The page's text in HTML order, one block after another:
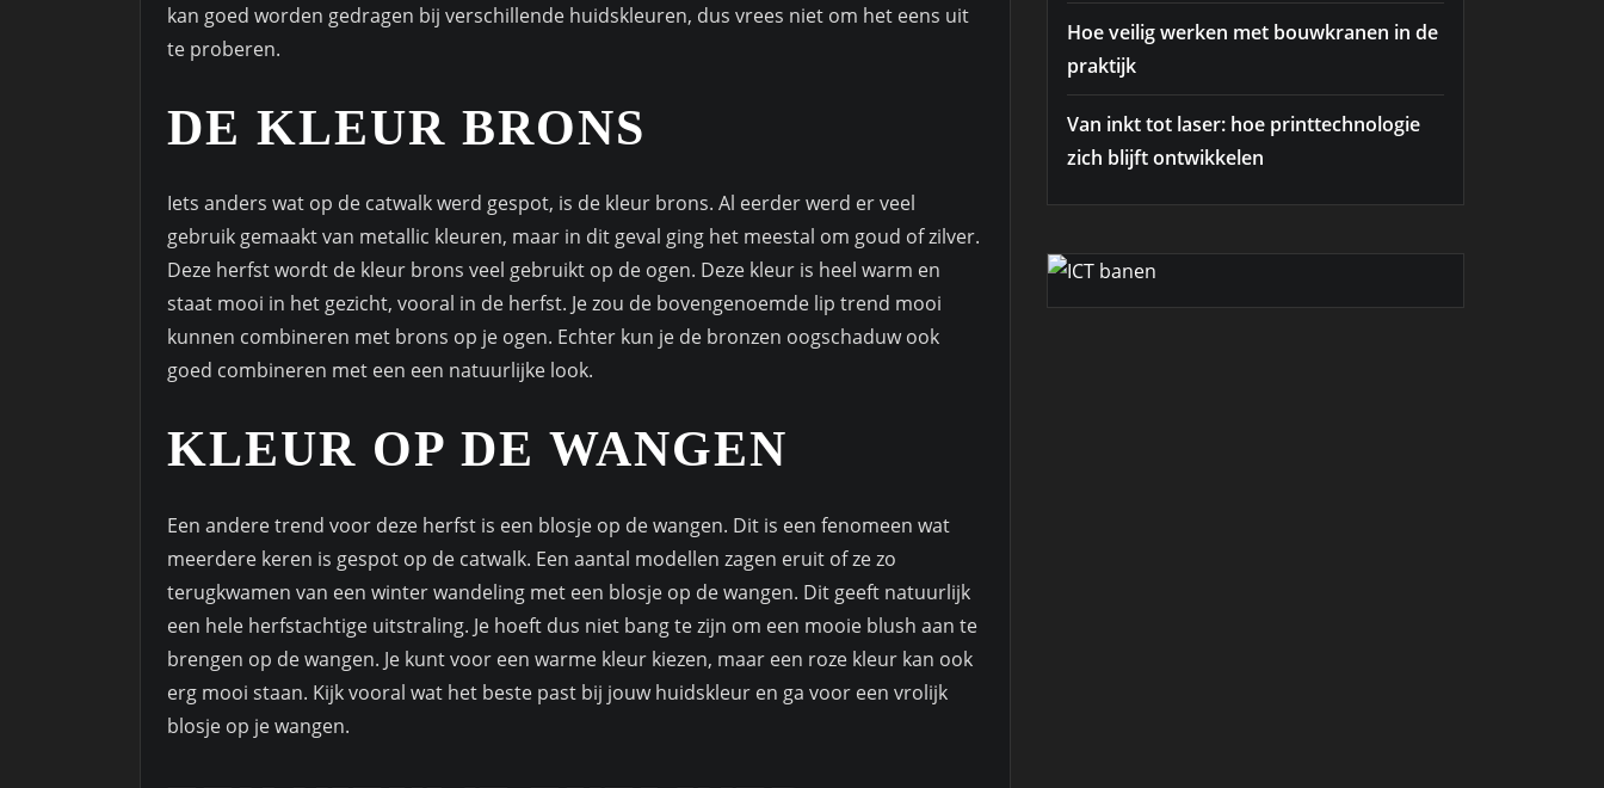
kan goed worden gedragen bij verschillende huidskleuren, dus vrees niet om het eens uit
te proberen.
DE KLEUR BRONS
Iets anders wat op de catwalk werd gespot, is de kleur brons. Al eerder werd er veel
gebruik gemaakt van metallic kleuren, maar in dit geval ging het meestal om goud of zilver.
Deze herfst wordt de kleur brons veel gebruikt op de ogen. Deze kleur is heel warm en
staat mooi in het gezicht, vooral in de herfst. Je zou de bovengenoemde lip trend mooi
kunnen combineren met brons op je ogen. Echter kun je de bronzen oogschaduw ook
goed combineren met een een natuurlijke look.
KLEUR OP DE WANGEN
Een andere trend voor deze herfst is een blosje op de wangen. Dit is een fenomeen wat
meerdere keren is gespot op de catwalk. Een aantal modellen zagen eruit of ze zo
terugkwamen van een winter wandeling met een blosje op de wangen. Dit geeft natuurlijk
een hele herfstachtige uitstraling. Je hoeft dus niet bang te zijn om een mooie blush aan te
brengen op de wangen. Je kunt voor een warme kleur kiezen, maar een roze kleur kan ook
erg mooi staan. Kijk vooral wat het beste past bij jouw huidskleur en ga voor een vrolijk
blosje op je wangen.
Hoe veilig werken met bouwkranen in de
praktijk
Van inkt tot laser: hoe printtechnologie
zich blijft ontwikkelen